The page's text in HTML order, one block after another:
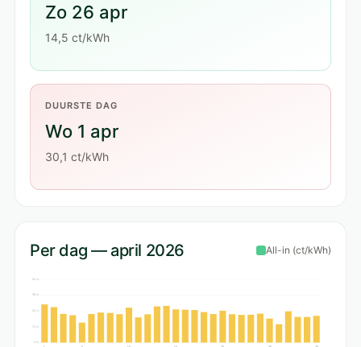
Zo 26 apr
14,5 ct/kWh
DUURSTE DAG
Wo 1 apr
30,1 ct/kWh
Per dag — april 2026 All-in (ct/kWh)
50 ct
38 ct
25 ct
13 ct
0 ct